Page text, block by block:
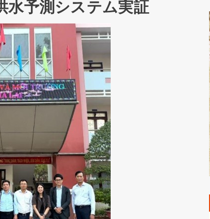
水予測システム実証